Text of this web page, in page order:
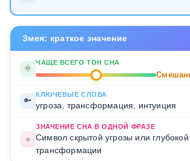
Змея: краткое значение
🌞
ЧАЩЕ ВСЕГО ТОН СНА
🔑
КЛЮЧЕВЫЕ СЛОВА
угроза, трансформация, интуиция
⭐
ЗНАЧЕНИЕ СНА В ОДНОЙ ФРАЗЕ
Символ скрытой угрозы или
трансформации